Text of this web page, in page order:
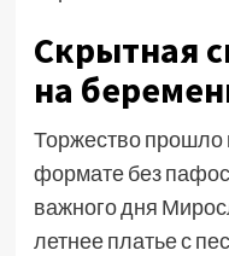
Скрытная
на
Торжество прошло
формате без
важного дня
летнее платье с